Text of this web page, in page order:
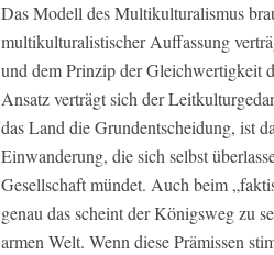
Das Modell des Multikulturalismus
multikulturalistischer Auffassung
und dem Prinzip der Gleichwertigkeit
Ansatz verträgt sich der
das Land die Grundentscheidung, ist
Einwanderung, die sich selbst
Gesellschaft mündet. Auch beim
genau das scheint der Königsweg zu
armen Welt. Wenn diese Prämissen